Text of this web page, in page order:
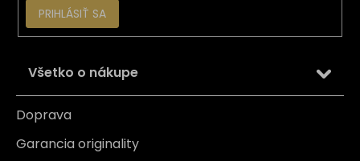
PRIHLÁSIŤ SA
Všetko o nákupe
Doprava
Garancia originality